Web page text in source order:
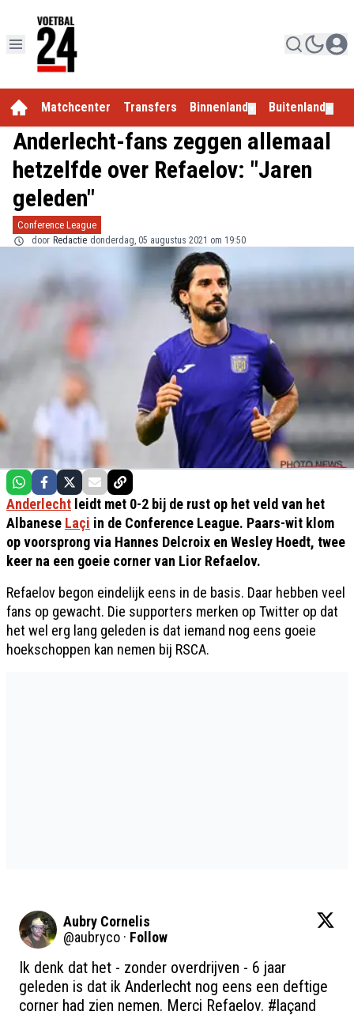
Matchcenter Transfers Binnenland Buitenland
Anderlecht-fans zeggen allemaal
hetzelfde over Refaelov: "Jaren
geleden"
Conference League
door Redactie donderdag, 05 augustus 2021 om 19:50
Anderlecht leidt met 0-2 bij de rust op het veld van het
Albanese Laçi in de Conference League. Paars-wit klom
op voorsprong via Hannes Delcroix en Wesley Hoedt, twee
keer na een goeie corner van Lior Refaelov.
Refaelov begon eindelijk eens in de basis. Daar hebben veel
fans op gewacht. Die supporters merken op Twitter op dat
het wel erg lang geleden is dat iemand nog eens goeie
hoekschoppen kan nemen bij RSCA.
Aubry Cornelis
@aubryco · Follow
Ik denk dat het - zonder overdrijven - 6 jaar
geleden is dat ik Anderlecht nog eens een deftige
corner had zien nemen. Merci Refaelov. #laçand